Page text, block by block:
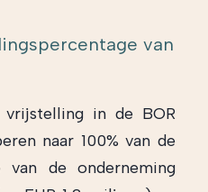
van
in de BOR
naar 100% van de
van de onderneming